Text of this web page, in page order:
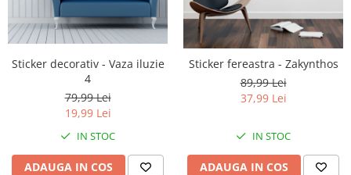
Sticker decorativ - Vaza iluzie
4
79,99 Lei
19,99 Lei
IN STOC
ADAUGA IN COS
Sticker fereastra - Zakynthos
89,99 Lei
37,99 Lei
IN STOC
ADAUGA IN COS